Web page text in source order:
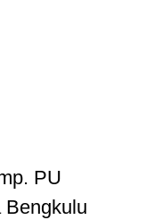
PU
Bengkulu